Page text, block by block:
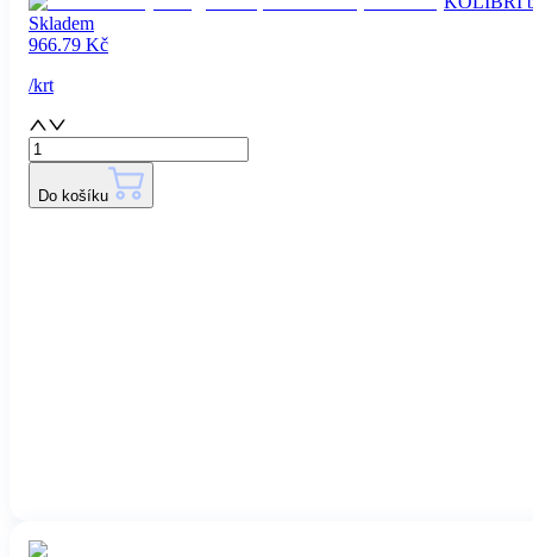
Skladem
966.79 Kč
/krt
Do košíku